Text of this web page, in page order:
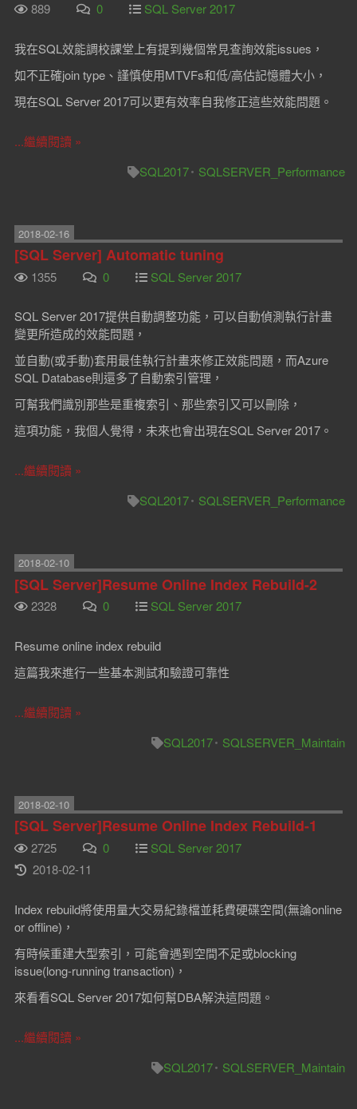
889 0 SQL Server 2017
我在SQL效能調校課堂上有提到幾個常見查詢效能issues，
如不正確join type、謹慎使用MTVFs和低/高估記憶體大小，
現在SQL Server 2017可以更有效率自我修正這些效能問題。
...繼續閱讀 »
SQL2017
SQLSERVER_Performance
2018-02-16
[SQL Server] Automatic tuning
1355 0 SQL Server 2017
SQL Server 2017提供自動調整功能，可以自動偵測執行計畫
變更所造成的效能問題，
並自動(或手動)套用最佳執行計畫來修正效能問題，而Azure
SQL Database則還多了自動索引管理，
可幫我們識別那些是重複索引、那些索引又可以刪除，
這項功能，我個人覺得，未來也會出現在SQL Server 2017。
...繼續閱讀 »
SQL2017
SQLSERVER_Performance
2018-02-10
[SQL Server]Resume Online Index Rebuild-2
2328 0 SQL Server 2017
Resume online index rebuild
這篇我來進行一些基本測試和驗證可靠性
...繼續閱讀 »
SQL2017
SQLSERVER_Maintain
2018-02-10
[SQL Server]Resume Online Index Rebuild-1
2725 0
SQL Server 2017
2018-02-11
Index rebuild將使用量大交易紀錄檔並耗費硬碟空間(無論online
or offline)，
有時候重建大型索引，可能會遇到空間不足或blocking
issue(long-running transaction)，
來看看SQL Server 2017如何幫DBA解決這問題。
...繼續閱讀 »
SQL2017
SQLSERVER_Maintain